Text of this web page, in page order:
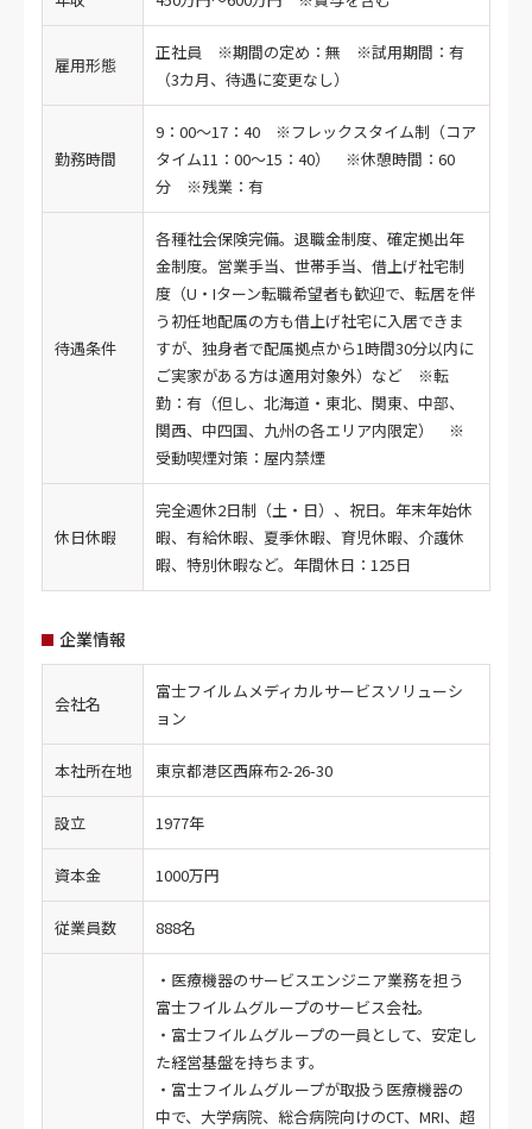
雇用形態
正社員 ※期間の定め：無 ※試用期間：有
（3カ月、待遇に変更なし）
勤務時間
9：00～17：40 ※フレックスタイム制（コア
タイム11：00～15：40） ※休憩時間：60
分 ※残業：有
待遇条件
各種社会保険完備。退職金制度、確定拠出年
金制度。営業手当、世帯手当、借上げ社宅制
度（U・Iターン転職希望者も歓迎で、転居を伴
う初任地配属の方も借上げ社宅に入居できま
すが、独身者で配属拠点から1時間30分以内に
ご実家がある方は適用対象外）など ※転
勤：有（但し、北海道・東北、関東、中部、
関西、中四国、九州の各エリア内限定） ※
受動喫煙対策：屋内禁煙
休日休暇
完全週休2日制（土・日）、祝日。年末年始休
暇、有給休暇、夏季休暇、育児休暇、介護休
暇、特別休暇など。年間休日：125日
企業情報
会社名
富士フイルムメディカルサービスソリューシ
ョン
本社所在地 東京都港区西麻布2-26-30
設立 1977年
資本金 1000万円
従業員数 888名
・医療機器のサービスエンジニア業務を担う
富士フイルムグループのサービス会社。
・富士フイルムグループの一員として、安定し
た経営基盤を持ちます。
・富士フイルムグループが取扱う医療機器の
中で、大学病院、総合病院向けのCT、MRI、超